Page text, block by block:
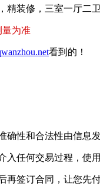
精装修，三室一厅二
量为准
看到的！
确性和合法性由信息
入任何交易过程，使
签订合同，让您先